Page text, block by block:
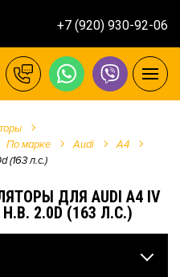
+7 (920) 930-92-06
По марке Audi
A4
(163 л.с.)
ДЛЯ AUDI A4 IV
2.0D (163 Л.С.)